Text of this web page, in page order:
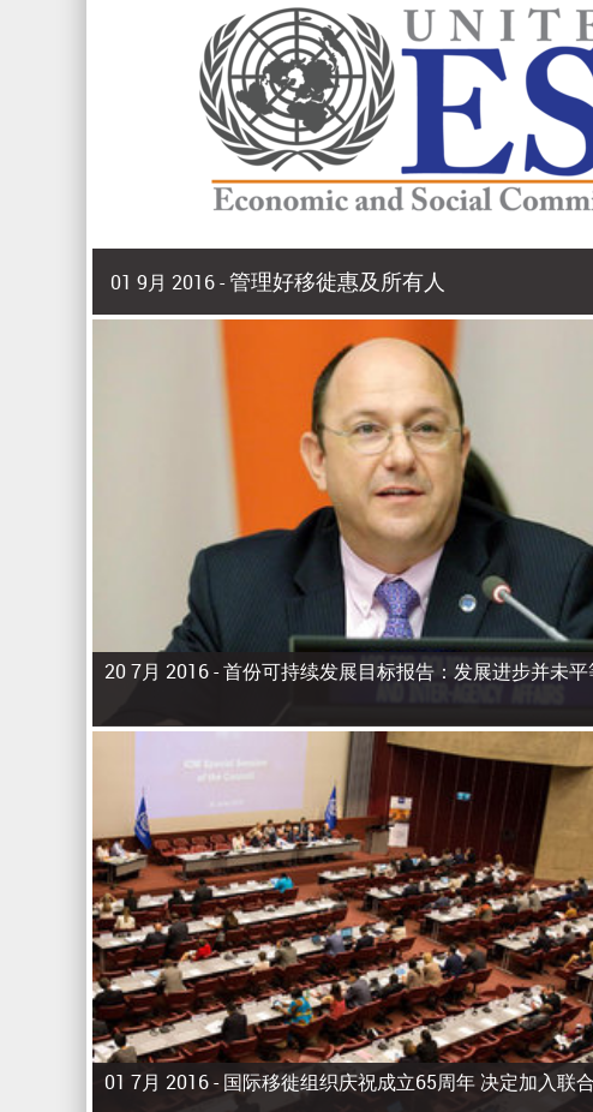
01 9月 2016 -管理好移徙惠及所有人
2016年9月 | 副秘书长兼 亚洲及太平洋经济社会委员会(亚太经社
2015年，亚洲和太平洋有9800多万人在出生国以外生活，占
家庭福祉，增强了国际收支。
20 7月 2016 -首份可持续发展目标报告：发展进步并未
01 7月 2016 -国际移徙组织庆祝成立65周年 决定加入联